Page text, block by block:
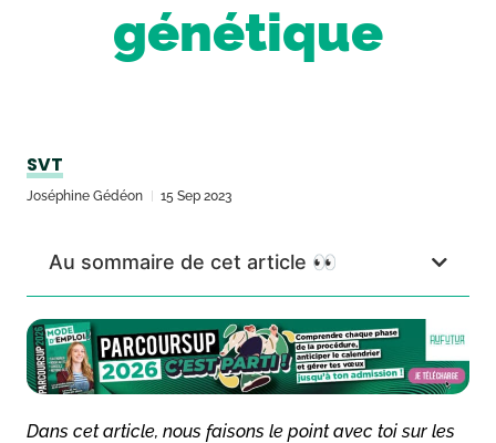
génétique
SVT
Joséphine Gédéon 15 Sep 2023
Au sommaire de cet article 👀
Dans cet article, nous faisons le point avec toi sur les